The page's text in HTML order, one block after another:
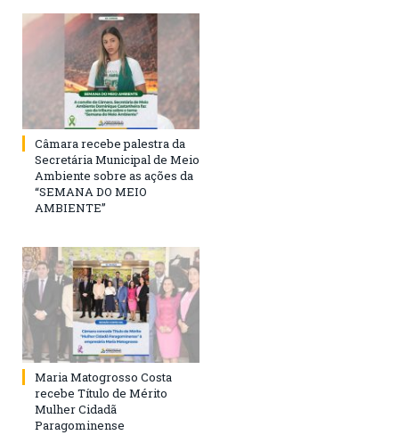
Câmara recebe palestra da
Secretária Municipal de Meio
Ambiente sobre as ações da
“SEMANA DO MEIO
AMBIENTE”
Maria Matogrosso Costa
recebe Título de Mérito
Mulher Cidadã
Paragominense